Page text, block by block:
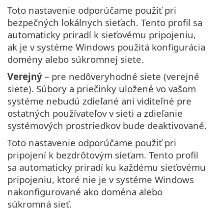
Toto nastavenie odporúčame použiť pri
bezpečných lokálnych sieťach. Tento profil sa
automaticky priradí k sieťovému pripojeniu,
ak je v systéme Windows použitá konfigurácia
domény alebo súkromnej siete.
Verejný – pre nedôveryhodné siete (verejné
siete). Súbory a priečinky uložené vo vašom
systéme nebudú zdieľané ani viditeľné pre
ostatných používateľov v sieti a zdieľanie
systémových prostriedkov bude deaktivované.
Toto nastavenie odporúčame použiť pri
pripojení k bezdrôtovým sieťam. Tento profil
sa automaticky priradí ku každému sieťovému
pripojeniu, ktoré nie je v systéme Windows
nakonfigurované ako doména alebo
súkromná sieť.